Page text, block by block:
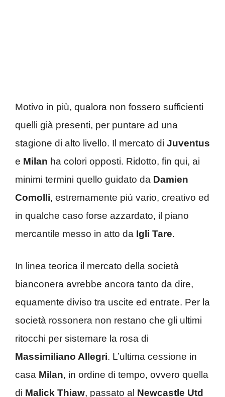
Motivo in più, qualora non fossero sufficienti
quelli già presenti, per puntare ad una
stagione di alto livello. Il mercato di Juventus
e Milan ha colori opposti. Ridotto, fin qui, ai
minimi termini quello guidato da Damien
Comolli, estremamente più vario, creativo ed
in qualche caso forse azzardato, il piano
mercantile messo in atto da Igli Tare.
In linea teorica il mercato della società
bianconera avrebbe ancora tanto da dire,
equamente diviso tra uscite ed entrate. Per la
società rossonera non restano che gli ultimi
ritocchi per sistemare la rosa di
Massimiliano Allegri. L’ultima cessione in
casa Milan, in ordine di tempo, ovvero quella
di Malick Thiaw, passato al Newcastle Utd